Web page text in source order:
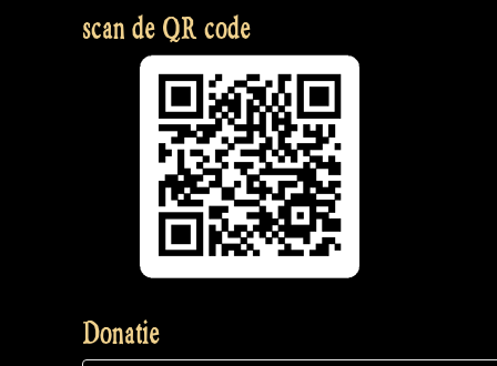
scan de QR code
Donatie